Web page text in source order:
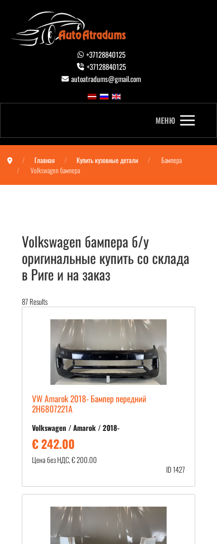
+37128840125
+37128840125
autoatradums@gmail.com
МЕНЮ
Главная Купить кузовные детали
Бампера
Volkswagen бампера
Volkswagen бампера б/у
оригинальные купить со склада
в Риге и на заказ
87 Results
VW Amarok 2018- Бампер передний
2H6807221A
Volkswagen / Amarok / 2018-
€ 242.00
Цена без НДС, € 200.00
ID 1427